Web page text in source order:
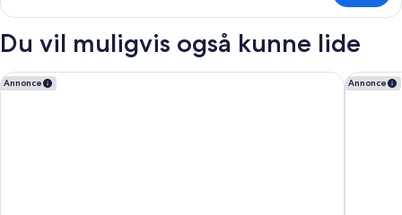
Du vil muligvis også kunne lide
Annonce
Marriott Executive Apartments Sukhumvit Park, BangkokAnnonce
Samala